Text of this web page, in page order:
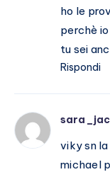
ho le
perchè
tu sei
Rispondi
viky sn
michael